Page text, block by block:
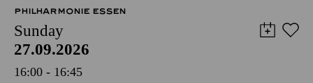
PHILHARMONIE ESSEN
Sunday
27.09.2026
16:00 - 16:45